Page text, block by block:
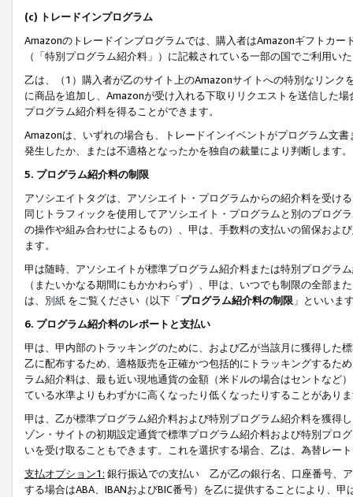
(c) トレードインプログラム
Amazonのトレードインプログラムでは、購入者はAmazonギフトカ
（「特別プログラム紹介料」）に記載されている一部の国でご利用い
乙は、（1）購入者が乙のサイト上のAmazonサイトへの特別なリン
に商品を追加し、Amazonが受け入れる下取りリクエストを送信した
プログラム紹介料を得ることができます。
Amazonは、いずれの場合も、トレードインイベントがプログラム文
発生したか、または不適格となったかを独自の裁量により判断します。
5. プログラム紹介料の制限
アソシエイトタグは、アソシエイト・プログラムからの紹介料を受け
同じトラフィックを使用してアソシエイト・プログラムと別のプログ
の操作や組み合わせによるもの）、甲は、手数料の支払いの留保およ
ます。
甲は随時、アソシエイトが標準プログラム紹介料または特別プログラ
（またいかなる期間にもかかわらず）、甲は、いつでも制限の全部
は、 別紙 をご覧ください（以下「プログラム紹介料の制限 」といいま
6. プログラム紹介料のレポートと支払い
甲は、甲内部のトラッキングのために、および乙が当該月に獲得した
乙に配布するため、適格販売を正確かつ包括的にトラッキングするた
ラム紹介料は、最も近い現地通貨の金額（米ドルの場合はセントなど
ている水準よりもわずかに高くなったり低くなったりすることがあり
甲は、乙が標準プログラム紹介料および特別プログラム紹介料を獲得
ゾン・サイトの初期設定通貨で標準プログラム紹介料および特別プロ
いを受け取ることもできます。これを選択する場合、乙は、為替レー
支払オプション1: 銀行振込での支払い 乙が乙の銀行名、口座番号、
する場合はABA、IBANおよびBIC番号）を乙に提供することにより、